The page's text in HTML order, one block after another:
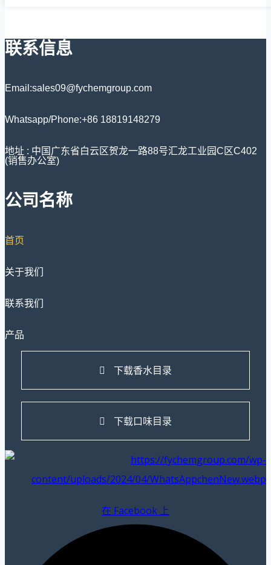
联系信息
Email:sales09@fychemgroup.com
Whatsapp/Phone:+86 18819148279
地址 : 中国广东省白云区贺龙一路88号汇龙工业园C区C402
(销售办公室)
公司名称
首页
关于我们
联系我们
产品
下载香水目录
下载口味目录
在 Facebook 上